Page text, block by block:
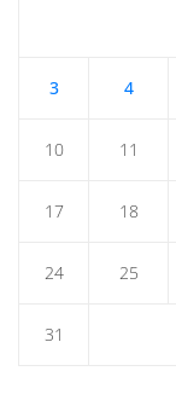
3 4
10 11
17 18
24 25
31